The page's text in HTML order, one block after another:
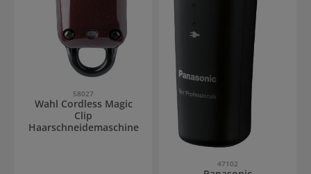
58027
Wahl Cordless Magic
Clip
Haarschneidemaschine
47102